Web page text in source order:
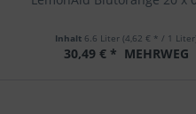
Inhalt 6.6 Liter (4,62 € * / 1
30,49 € * MEHRWEG